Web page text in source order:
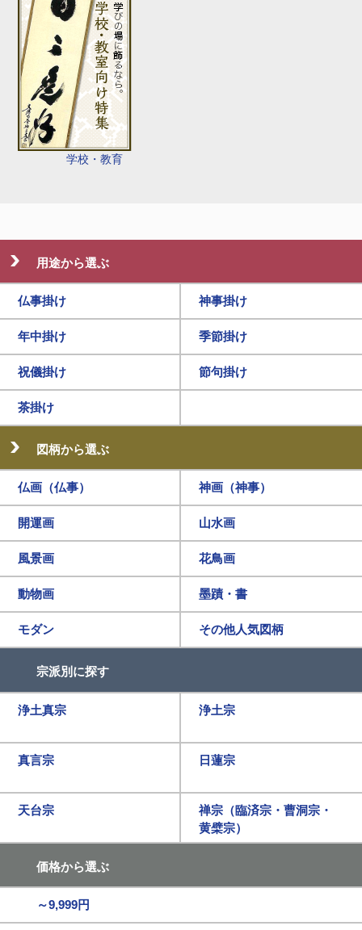
学校・教育
用途から選ぶ
仏事掛け 神事掛け
年中掛け 季節掛け
祝儀掛け 節句掛け
茶掛け
図柄から選ぶ
仏画（仏事） 神画（神事）
開運画 山水画
風景画 花鳥画
動物画 墨蹟・書
モダン その他人気図柄
宗派別に探す
浄土真宗 浄土宗
真言宗 日蓮宗
天台宗
禅宗（臨済宗・曹洞宗・
黄檗宗）
価格から選ぶ
～9,999円